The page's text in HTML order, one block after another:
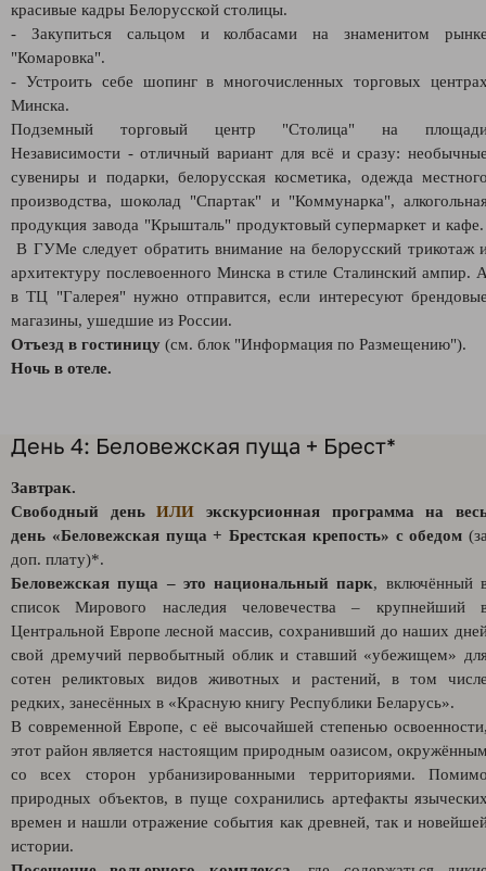
красивые кадры Белорусской столицы.
- Закупиться сальцом и колбасами на знаменитом
"Комаровка".
- Устроить себе шопинг в многочисленных торговых
Минска.
Подземный торговый центр "Столица" на
Независимости - отличный вариант для всё и сразу:
сувениры и подарки, белорусская косметика, одежда
производства, шоколад "Спартак" и "Коммунарка",
продукция завода "Крышталь" продуктовый супермаркет и
В ГУМе следует обратить внимание на белорусский трикотаж
архитектуру послевоенного Минска в стиле Сталинский ампир.
в ТЦ "Галерея" нужно отправится, если интересуют
магазины, ушедшие из России.
Отъезд в гостиницу (см. блок "Информация по Размещению").
Ночь в отеле.
День 4: Беловежская пуща + Брест*
Завтрак.
Свободный деньИЛИ
экскурсионная программа на
день «Беловежская пуща + Брестская крепость» с обедом
доп. плату)*.
Беловежская пуща – это национальный парк, включённый
список Мирового наследия человечества – крупнейший
Центральной Европе лесной массив, сохранивший до наших
свой дремучий первобытный облик и ставший «убежищем»
сотен реликтовых видов животных и растений, в том
редких, занесённых в «Красную книгу Республики Беларусь».
В современной Европе, с её высочайшей степенью
этот район является настоящим природным оазисом,
со всех сторон урбанизированными территориями.
природных объектов, в пуще сохранились артефакты
времен и нашли отражение события как древней, так и
истории.